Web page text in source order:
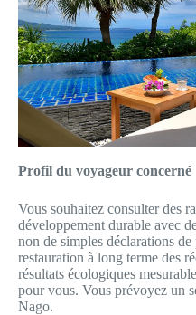
Profil du voyageur concerné
Vous souhaitez consulter des
développement durable avec
non de simples déclarations
restauration à long terme des
résultats écologiques
pour vous. Vous prévoyez un
Nago.